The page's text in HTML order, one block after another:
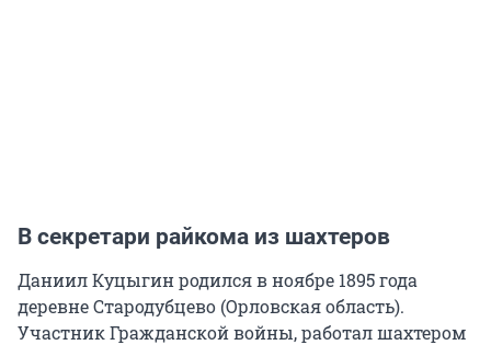
В секретари райкома из шахтеров
Даниил Куцыгин родился в ноябре 1895 года
деревне Стародубцево (Орловская область).
Участник Гражданской войны, работал шахтером